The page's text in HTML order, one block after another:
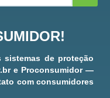
sistemas de proteção
e Proconsumidor —
com consumidores